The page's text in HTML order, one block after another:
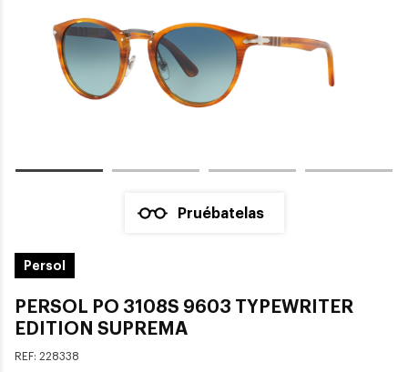
Pruébatelas
Persol
PERSOL PO 3108S 9603 TYPEWRITER
EDITION SUPREMA
REF: 228338